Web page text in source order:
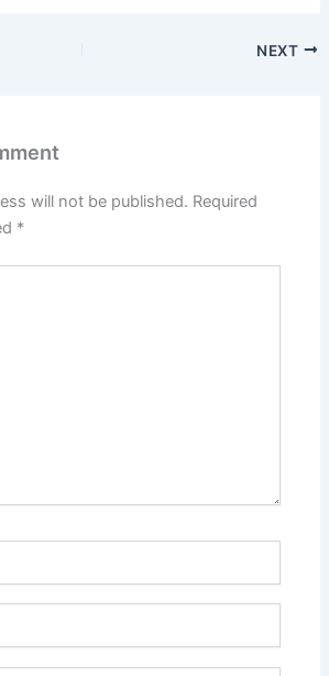
NEXT
will not be published. Required
*